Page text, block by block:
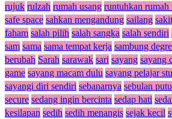
rujuk rulzah rumah usang runtuhkan rumah
safe space sahkan mengandung sailang sakit
faham salah pilih salah sangka salah sendiri
sam sama sama tempat kerja sambung
berubah Sarah sarawak sari sayang sayang
game sayang macam dulu sayang pelajar
sayangi diri sendiri sebanarnya sebulan
secure sedang ingin bercinta sedap hati
kesilapan sedih sedih menangis sejak kecil